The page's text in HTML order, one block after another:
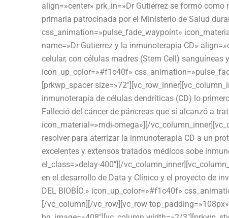
align=»center» prk_in=»Dr Gutiérrez se formó
primaria patrocinada por el Ministerio de Salud
css_animation=»pulse_fade_waypoint»
name=»Dr Gutierrez y la inmunoterapia CD»
celular, con células madres (Stem Cell)
icon_up_color=»#f1c40f»
[prkwp_spacer
inmunoterapia de células dendríticas (CD) lo
Falleció del cáncer de páncreas que sí alcanzó a
icon_material=»mdi-omega»][/
resolver para aterrizar la inmunoterapia CD a un
excelentes y extensos tratados médicos sobe
el_class=»delay-400″][/
en el desarrollo de Data y Clínico y el proyecto de
DEL BIOBÍO.» icon_up_color=»#f1c40f»
[/vc_column][/vc_row][vc_row